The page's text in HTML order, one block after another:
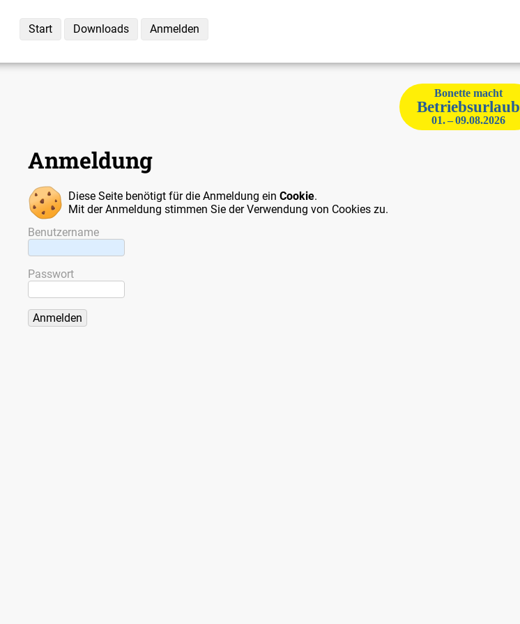
Start Downloads Anmelden
Bonette macht
Betriebsurlaub
01. – 09.08.2026
Anmeldung
Diese Seite benötigt für die Anmeldung ein Cookie.
Mit der Anmeldung stimmen Sie der Verwendung von Cookies zu.
Benutzername
Passwort